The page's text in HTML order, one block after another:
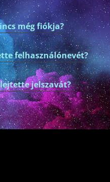
még fiókja?
felhasználónevét?
jelszavát?